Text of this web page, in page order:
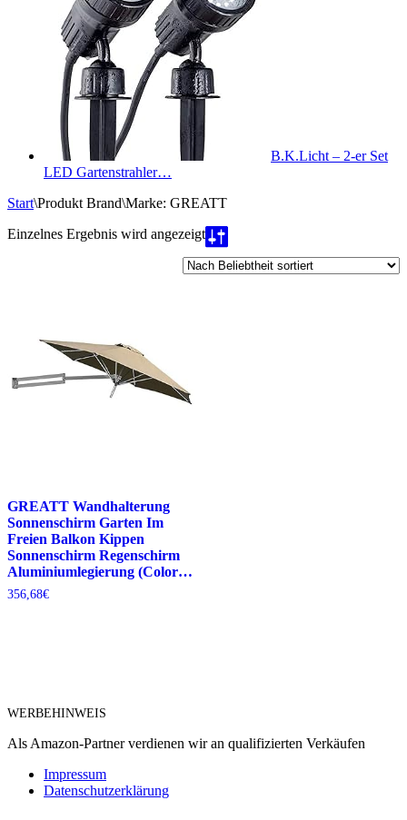
B.K.Licht – 2-er Set
LED Gartenstrahler…
Start\Produkt Brand\Marke: GREATT
Einzelnes Ergebnis wird angezeigt
GREATT Wandhalterung
Sonnenschirm Garten Im
Freien Balkon Kippen
Sonnenschirm Regenschirm
Aluminiumlegierung (Color…
356,68€
WERBEHINWEIS
Als Amazon-Partner verdienen wir an qualifizierten Verkäufen
Impressum
Datenschutzerklärung